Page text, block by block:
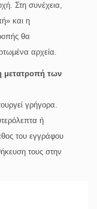
Στη συνέχεια,
και η
θα
αρχεία.
μετατροπή των
γρήγορα.
ή
του εγγράφου
τους στην